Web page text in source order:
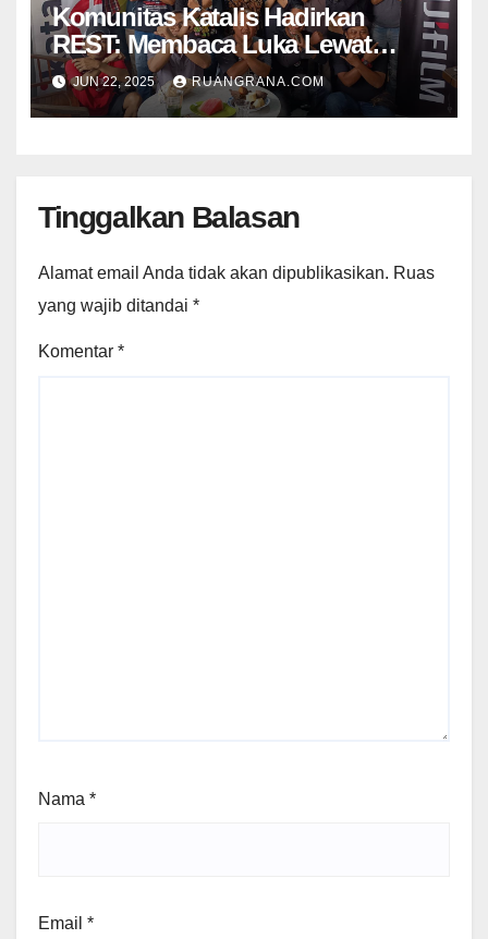
Komunitas Katalis Hadirkan
REST: Membaca Luka Lewat
Keheningan, Menyulam Makna
Lewat Visual
JUN 22, 2025 RUANGRANA.COM
Tinggalkan Balasan
Alamat email Anda tidak akan dipublikasikan. Ruas
yang wajib ditandai *
Komentar *
Nama *
Email *